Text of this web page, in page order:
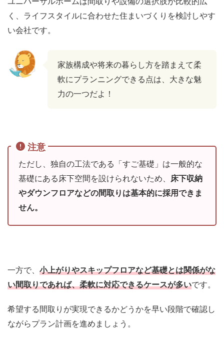
く、ライフスタイルに合わせた住まいづくりを検討しやす
い会社です。
家族構成や将来の暮らし方を踏まえて柔
軟にプランニングできる点は、大きな魅
力の一つだよ！
注意
ただし、独自の工法である「すご基礎」は一般的な
基礎にある床下空間を設けられないため、 床下収納
やダウンフロアなどの間取りは基本的に採用できま
せん。
一方で、 小上がりやスキップフロアなど基礎とは関係がな
い間取りであれば、柔軟に対応できるケースが多いです。
希望する間取りが実現できるかどうかを早い段階で確認し
ながらプラン計画を進めましょう。